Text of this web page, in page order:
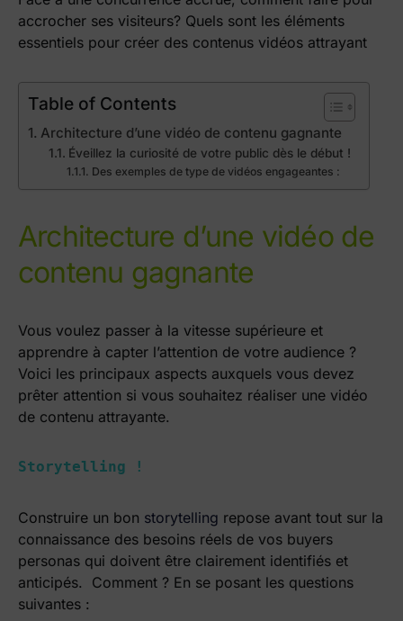
accrocher ses visiteurs? Quels sont les éléments
essentiels pour créer des contenus vidéos attrayant
Table of Contents
Architecture d’une vidéo de contenu gagnante
Éveillez la curiosité de votre public dès le début !
Des exemples de type de vidéos engageantes :
Architecture d’une vidéo de
contenu gagnante
Vous voulez passer à la vitesse supérieure et
apprendre à capter l’attention de votre audience ?
Voici les principaux aspects auxquels vous devez
prêter attention si vous souhaitez réaliser une vidéo
de contenu attrayante.
Storytelling !
Construire un bon storytelling repose avant tout sur la
connaissance des besoins réels de vos buyers
personas qui doivent être clairement identifiés et
anticipés. Comment ? En se posant les questions
suivantes :